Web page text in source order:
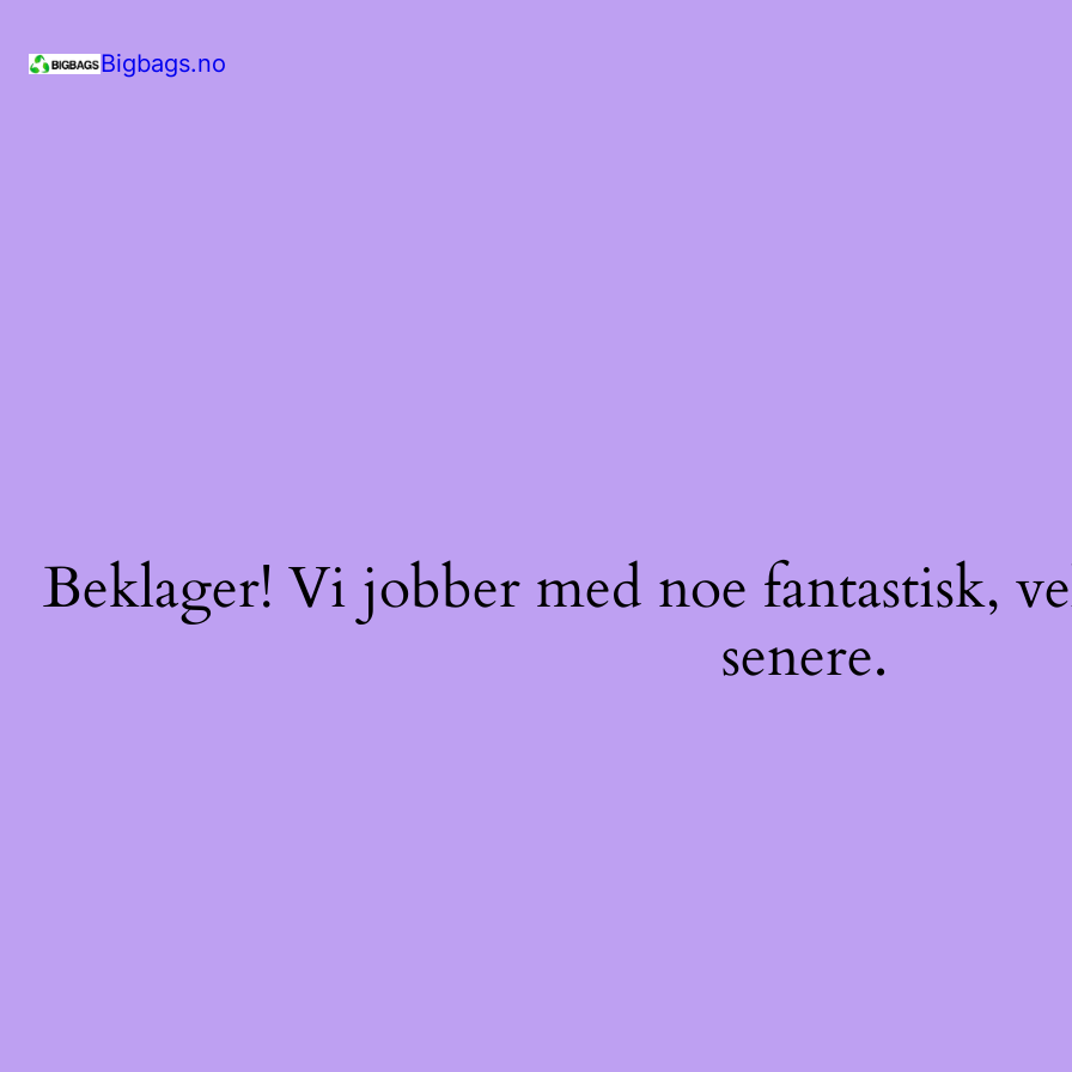
Bigbags.no
Beklager! Vi jobber med noe fantastisk,
senere.